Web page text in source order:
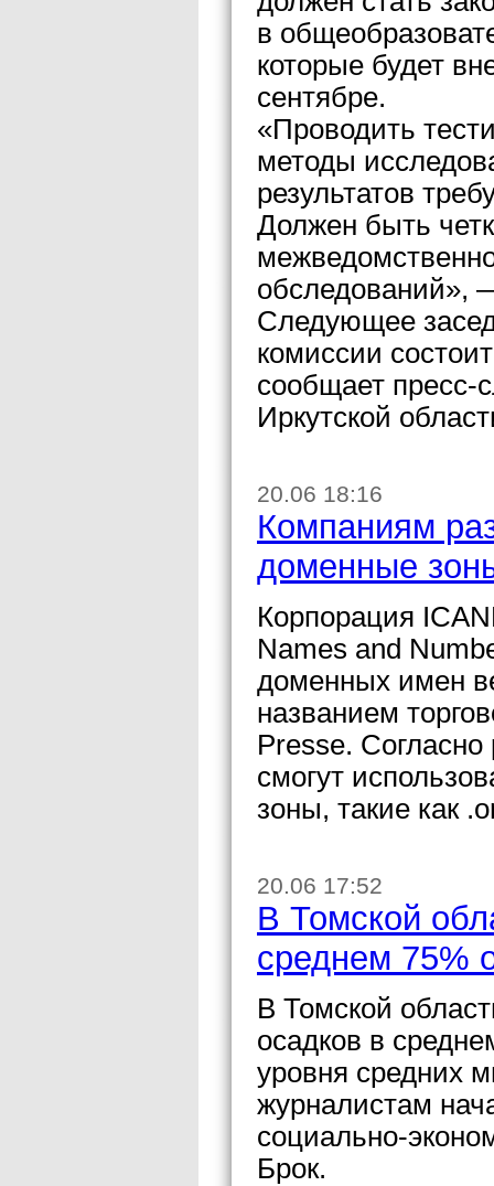
в
которые будет
сентябре.
«Проводить
методы
результатов
Должен быть
обследований»,
Следующее
комиссии
сообщает пресс-
Иркутской
20.06 18:16
Компаниям
доменные
Корпорация
Names and
доменных имен
названием
Presse.
смогут
зоны, такие как
20.06 17:52
В Томской
среднем 75%
В Томской
осадков в
уровня средних
журналистам
социально-
Брок.